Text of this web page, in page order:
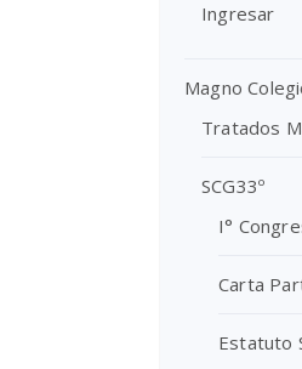
Ingresar
Magno
Tratados
SCG33º
I°
Carta
Estatuto